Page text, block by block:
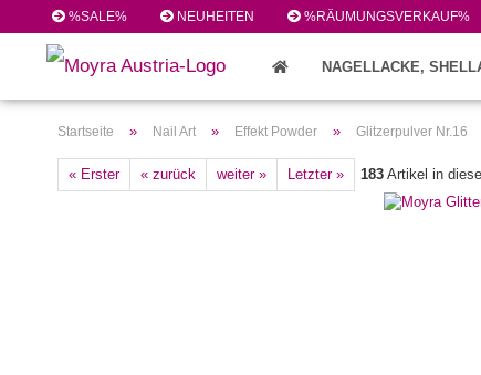
%SALE% NEUHEITEN %RÄUMUNGSVERKAUF%
NAGELLACKE,
Startseite » Nail Art » Effekt Powder » Glitzerpulver Nr.16
« Erster « zurück weiter » Letzter » 183 Artikel in